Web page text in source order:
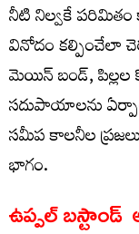
నీటి నిల్వకే పరిమితం
వినోదం కల్పించేలా
మెయిన్‌ బండ్,
సదుపాయాలను
సమీప కాలనీల
భాగం.
ఉప్పల్ బస్టాండ్